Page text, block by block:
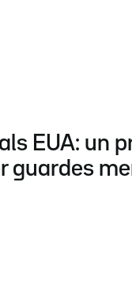
EUA: un
guardes